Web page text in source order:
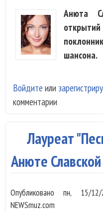
Анюта
шансона.
Войдите или
комментарии
Лауреат
Анюте
Опубликованопн, 15/
NEWSmuz.com